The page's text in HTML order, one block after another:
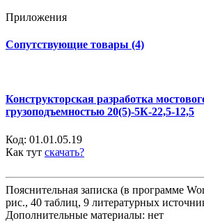
Приложения
Сопутствующие товары (4)
Конструкторская разработка
грузоподъемностью 20(5)-5К-22,5-12,5
Код: 01.01.05.19
Как тут скачать?
Пояснительная записка (в программе
рис., 40 таблиц, 9 литературных
Дополнительные материалы: нет